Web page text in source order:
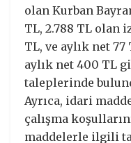
olan Kurban
TL, 2.788 TL olan
TL, ve aylık net
aylık net 400 TL
taleplerinde
Ayrıca, idari
çalışma
maddelerle ilgili